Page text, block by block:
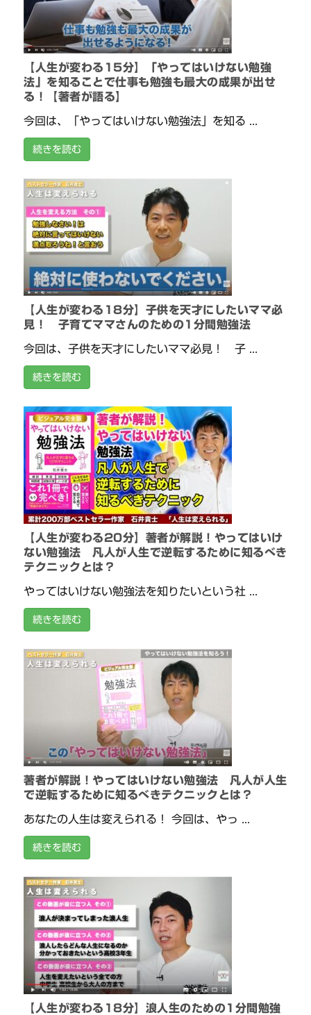
【人生が変わる15分】「やってはいけない勉強
法」を知ることで仕事も勉強も最大の成果が出せ
る！【著者が語る】
今回は、「やってはいけない勉強法」を知る ...
続きを読む
【人生が変わる18分】子供を天才にしたいママ必
見！ 子育てママさんのための1分間勉強法
今回は、子供を天才にしたいママ必見！ 子 ...
続きを読む
【人生が変わる20分】著者が解説！やってはいけ
ない勉強法 凡人が人生で逆転するために知るべき
テクニックとは？
やってはいけない勉強法を知りたいという社 ...
続きを読む
著者が解説！やってはいけない勉強法 凡人が人生
で逆転するために知るべきテクニックとは？
あなたの人生は変えられる！ 今回は、やっ ...
続きを読む
【人生が変わる18分】浪人生のための1分間勉強